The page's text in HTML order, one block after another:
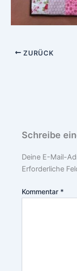
ZURÜCK
Schreibe
Deine E-Mail-
Erforderliche
Kommentar *